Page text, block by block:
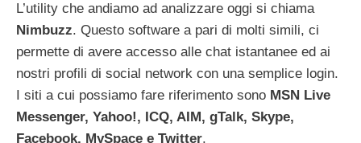
L’utility che andiamo ad analizzare oggi si chiama
Nimbuzz. Questo software a pari di molti simili, ci
permette di avere accesso alle chat istantanee ed ai
nostri profili di social network con una semplice login.
I siti a cui possiamo fare riferimento sono MSN Live
Messenger, Yahoo!, ICQ, AIM, gTalk, Skype,
Facebook, MySpace e Twitter.